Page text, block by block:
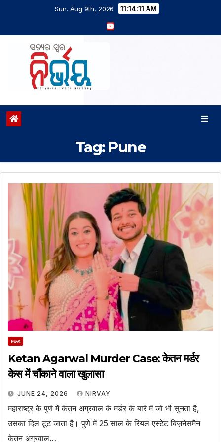
Sun. Aug 9th, 2026 11:14:12 AM
Tag: Pune
ଦେଶ
Ketan Agarwal Murder Case: केतन मर्डर
केस में चौंकाने वाला खुलासा
JUNE 24, 2026 NIRVAY
महाराष्ट्र के पुणे में केतन अग्रवाल के मर्डर के बारे में जो भी सुनता है,
उसका दिल टूट जाता है। पुणे में 25 साल के रियल एस्टेट बिज़नेसमैन
केतन अग्रवाल…